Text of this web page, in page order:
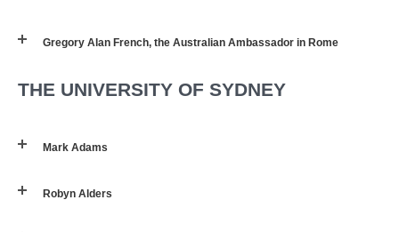
Gregory Alan French, the Australian Ambassador in Rome
THE UNIVERSITY OF SYDNEY
Mark Adams
Robyn Alders